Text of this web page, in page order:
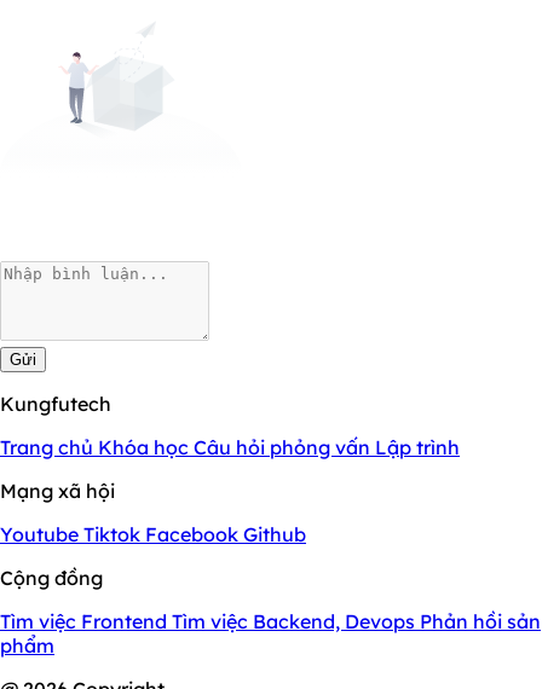
Gửi
Kungfutech
Trang chủ Khóa học Câu hỏi phỏng vấn Lập trình
Mạng xã hội
Youtube Tiktok Facebook Github
Cộng đồng
Tìm việc Frontend Tìm việc Backend, Devops Phản hồi sản
phẩm